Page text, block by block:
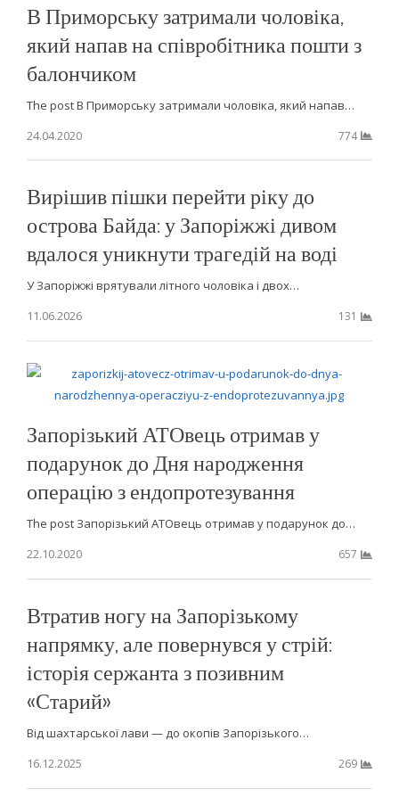
В Приморську затримали чоловіка,
який напав на співробітника пошти з
балончиком
The post В Приморську затримали чоловіка, який напав…
24.04.2020
774
Вирішив пішки перейти ріку до
острова Байда: у Запоріжжі дивом
вдалося уникнути трагедій на воді
У Запоріжжі врятували літного чоловіка і двох…
11.06.2026
131
Запорізький АТОвець отримав у
подарунок до Дня народження
операцію з ендопротезування
The post Запорізький АТОвець отримав у подарунок до…
22.10.2020
657
Втратив ногу на Запорізькому
напрямку, але повернувся у стрій:
історія сержанта з позивним
«Старий»
Від шахтарської лави — до окопів Запорізького…
16.12.2025
269